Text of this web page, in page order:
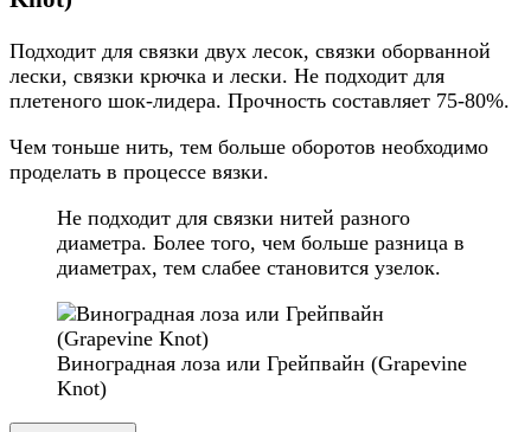
Подходит для связки двух лесок, связки оборванной
лески, связки крючка и лески. Не подходит для
плетеного шок-лидера. Прочность составляет 75-80%.
Чем тоньше нить, тем больше оборотов необходимо
проделать в процессе вязки.
Не подходит для связки нитей разного
диаметра. Более того, чем больше разница в
диаметрах, тем слабее становится узелок.
Виноградная лоза или Грейпвайн (Grapevine
Knot)